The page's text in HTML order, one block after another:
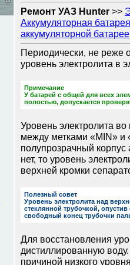
Ремонт УАЗ Hunter >>
Аккумуляторная батарея
аккумуляторной батарее
Периодически, не реже
уровень электролита в
Примечание
У батарей с общей для всех
полостью, допускается
Уровень электролита
между метками «MIN»
полупрозрачный корпус
нет, то уровень
верхней кромки
Полезный совет
Уровень электролита над
стеклянной трубочкой,
свободный конец трубочки
Для восстановления
дистиллированную
причиной низкого